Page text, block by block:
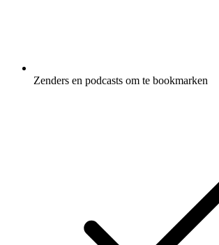
Zenders en podcasts om te bookmarken